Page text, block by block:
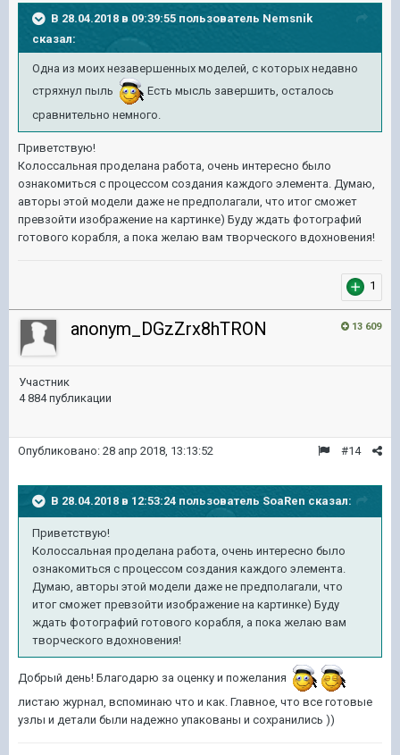
В 28.04.2018 в 09:39:55 пользователь Nemsnik
сказал:
Одна из моих незавершенных моделей, с которых недавно
стряхнул пыль
Есть мысль завершить, осталось
сравнительно немного.
Приветствую!
Колоссальная проделана работа, очень интересно было
ознакомиться с процессом создания каждого элемента. Думаю,
авторы этой модели даже не предполагали, что итог сможет
превзойти изображение на картинке) Буду ждать фотографий
готового корабля, а пока желаю вам творческого вдохновения!
1
13 609
anonym_DGzZrx8hTRON
Участник
4 884 публикации
#14
Опубликовано: 28 апр 2018, 13:13:52
В 28.04.2018 в 12:53:24 пользователь SoaRen сказал:
Приветствую!
Колоссальная проделана работа, очень интересно было
ознакомиться с процессом создания каждого элемента.
Думаю, авторы этой модели даже не предполагали, что
итог сможет превзойти изображение на картинке) Буду
ждать фотографий готового корабля, а пока желаю вам
творческого вдохновения!
Добрый день! Благодарю за оценку и пожелания
листаю журнал, вспоминаю что и как. Главное, что все готовые
узлы и детали были надежно упакованы и сохранились ))